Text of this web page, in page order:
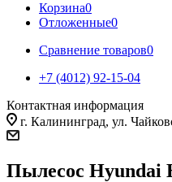
Корзина0
Отложенные0
Сравнение товаров0
+7 (4012) 92-15-04
Контактная информация
г. Калининград, ул.
Пылесос Hyundai